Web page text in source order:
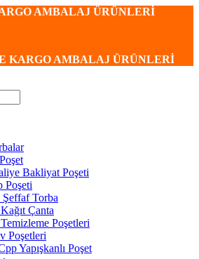
AMBALAJ ÜRÜNLERİ
KARGO AMBALAJ ÜRÜNLERİ
Bakliyat Poşeti
Poşeti
Torba
Çanta
Poşetleri
Poşetleri
Yapışkanlı Poşet